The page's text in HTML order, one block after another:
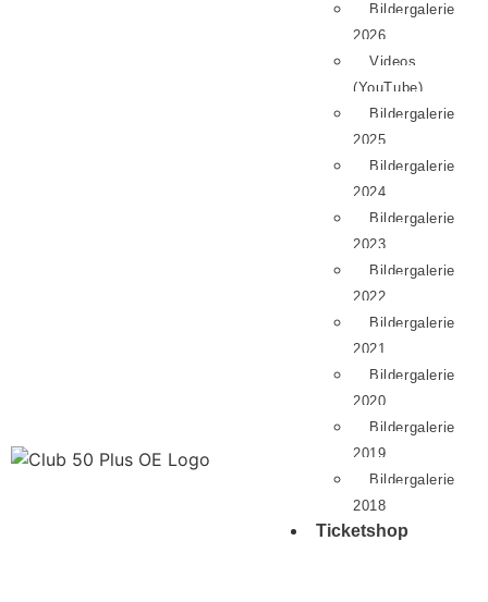
Bildergalerie
2026
Videos
(YouTube)
Bildergalerie
2025
Bildergalerie
2024
Bildergalerie
2023
Bildergalerie
2022
Bildergalerie
2021
Bildergalerie
2020
Bildergalerie
2019
Bildergalerie
2018
Ticketshop